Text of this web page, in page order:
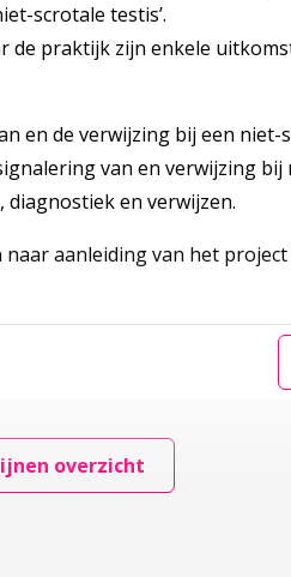
scrotale testis’.
praktijk zijn enkele
en de verwijzing bij een niet-
van en verwijzing
diagnostiek en verwijzen.
aanleiding van het
overzicht